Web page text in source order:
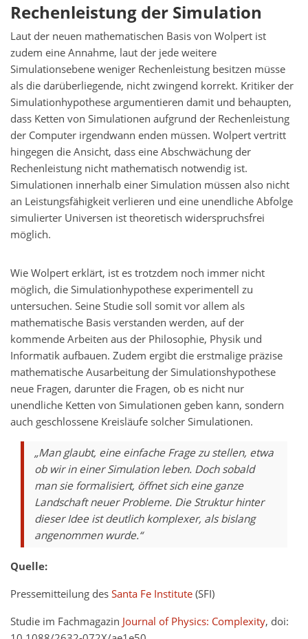
Rechenleistung der Simulation
Laut der neuen mathematischen Basis von Wolpert ist
zudem eine Annahme, laut der jede weitere
Simulationsebene weniger Rechenleistung besitzen müsse
als die darüberliegende, nicht zwingend korrekt. Kritiker der
Simulationhypothese argumentieren damit und behaupten,
dass Ketten von Simulationen aufgrund der Rechenleistung
der Computer irgendwann enden müssen. Wolpert vertritt
hingegen die Ansicht, dass eine Abschwächung der
Rechenleistung nicht mathematisch notwendig ist.
Simulationen innerhalb einer Simulation müssen also nicht
an Leistungsfähigkeit verlieren und eine unendliche Abfolge
simulierter Universen ist theoretisch widerspruchsfrei
möglich.
Wie Wolpert erklärt, ist es trotzdem noch immer nicht
möglich, die Simulationhypothese experimentell zu
untersuchen. Seine Studie soll somit vor allem als
mathematische Basis verstanden werden, auf der
kommende Arbeiten aus der Philosophie, Physik und
Informatik aufbauen. Zudem ergibt die erstmalige präzise
mathematische Ausarbeitung der Simulationshypothese
neue Fragen, darunter die Fragen, ob es nicht nur
unendliche Ketten von Simulationen geben kann, sondern
auch geschlossene Kreisläufe solcher Simulationen.
„Man glaubt, eine einfache Frage zu stellen, etwa
ob wir in einer Simulation leben. Doch sobald
man sie formalisiert, öffnet sich eine ganze
Landschaft neuer Probleme. Die Struktur hinter
dieser Idee ist deutlich komplexer, als bislang
angenommen wurde.“
Quelle:
Pressemitteilung desSanta Fe Institute(SFI)
Studie im Fachmagazin Journal of Physics: Complexity, doi: